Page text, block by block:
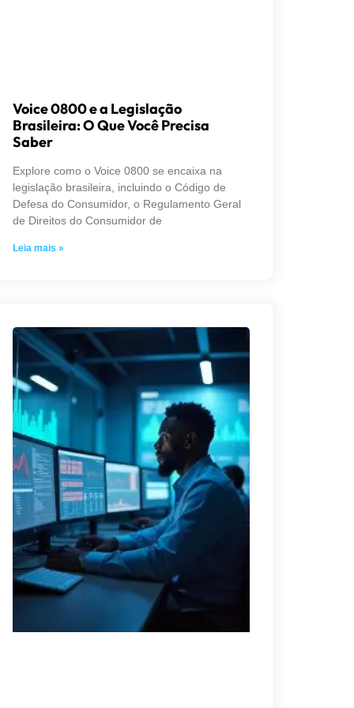
Voice 0800 e a Legislação
Brasileira: O Que Você Precisa
Saber
Explore como o Voice 0800 se encaixa na
legislação brasileira, incluindo o Código de
Defesa do Consumidor, o Regulamento Geral
de Direitos do Consumidor de
Leia mais »